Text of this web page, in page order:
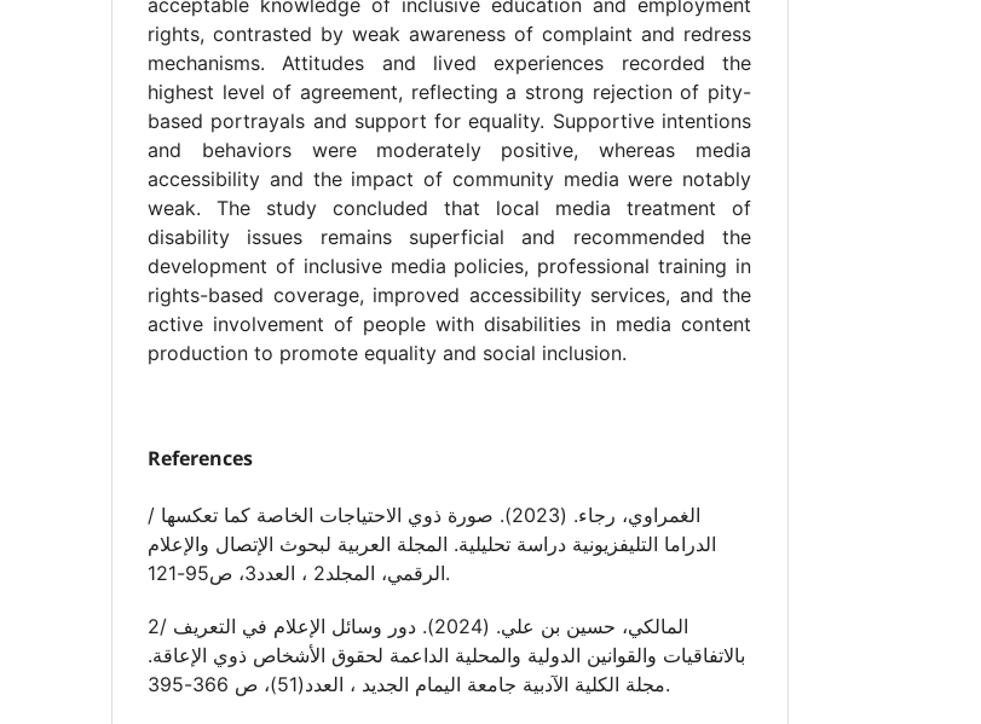
acceptable knowledge of inclusive education and employment
rights, contrasted by weak awareness of complaint and redress
mechanisms. Attitudes and lived experiences recorded the
highest level of agreement, reflecting a strong rejection of pity-
based portrayals and support for equality. Supportive intentions
and behaviors were moderately positive, whereas media
accessibility and the impact of community media were notably
weak. The study concluded that local media treatment of
disability issues remains superficial and recommended the
development of inclusive media policies, professional training in
rights-based coverage, improved accessibility services, and the
active involvement of people with disabilities in media content
production to promote equality and social inclusion.
References
/ الغمراوي، رجاء. (2023). صورة ذوي الاحتياجات الخاصة كما تعكسها
الدراما التليفزيونية دراسة تحليلية. المجلة العربية لبحوث الإتصال والإعلام
الرقمي، المجلد2 ، العدد3، ص95-121.
2/ المالكي، حسين بن علي. (2024). دور وسائل الإعلام في التعريف
بالاتفاقيات والقوانين الدولية والمحلية الداعمة لحقوق الأشخاص ذوي الإعاقة.
مجلة الكلية الآدبية جامعة اليمام الجديد ، العدد(51)، ص 366-395.